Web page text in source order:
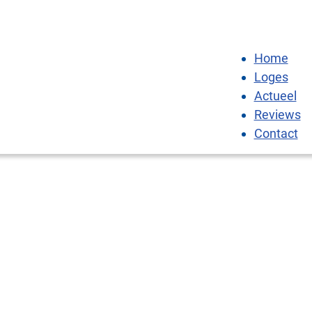
Home
Loges
Actueel
Reviews
Contact